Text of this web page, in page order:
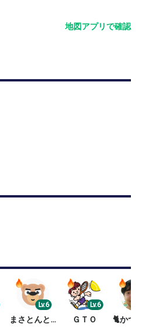
地図アプリで確認
Lv.6
まさとんとん
Lv.6
ＧＴＯ